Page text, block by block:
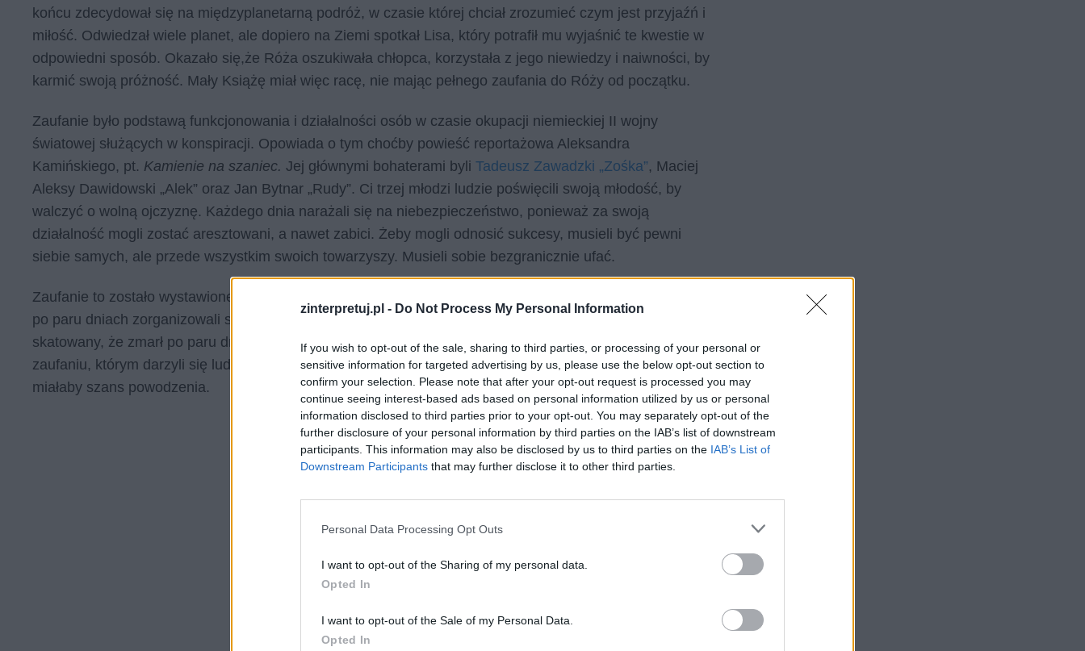
zinterpretuj.pl - Do Not Process My Personal Information
If you wish to opt-out of the sale, sharing to third parties, or processing of your personal or
sensitive information for targeted advertising by us, please use the below opt-out section to
confirm your selection. Please note that after your opt-out request is processed you may
continue seeing interest-based ads based on personal information utilized by us or personal
information disclosed to third parties prior to your opt-out. You may separately opt-out of the
further disclosure of your personal information by third parties on the IAB’s list of downstream
participants. This information may also be disclosed by us to third parties on the IAB’s List of
Downstream Participants that may further disclose it to other third parties.
Personal Data Processing Opt Outs
I want to opt-out of the Sharing of my personal data.
Opted In
I want to opt-out of the Sale of my Personal Data.
Opted In
końcu zdecydował się na międzyplanetarną podróż, w czasie której chciał zrozumieć czym jest przyjaźń i
miłość. Odwiedzał wiele planet, ale dopiero na Ziemi spotkał Lisa, który potrafił mu wyjaśnić te kwestie w
odpowiedni sposób. Okazało się,że Róża oszukiwała chłopca, korzystała z jego niewiedzy i naiwności, by
karmić swoją próżność. Mały Książę miał więc racę, nie mając pełnego zaufania do Róży od początku.
Zaufanie było podstawą funkcjonowania i działalności osób w czasie okupacji niemieckiej II wojny
światowej służących w konspiracji. Opowiada o tym choćby powieść reportażowa Aleksandra
Kamińskiego, pt. Kamienie na szaniec. Jej głównymi bohaterami byli Tadeusz Zawadzki „Zośka”, Maciej
Aleksy Dawidowski „Alek” oraz Jan Bytnar „Rudy”. Ci trzej młodzi ludzie poświęcili swoją młodość, by
walczyć o wolną ojczyznę. Każdego dnia narażali się na niebezpieczeństwo, ponieważ za swoją
działalność mogli zostać aresztowani, a nawet zabici. Żeby mogli odnosić sukcesy, musieli być pewni
siebie samych, ale przede wszystkim swoich towarzyszy. Musieli sobie bezgranicznie ufać.
Zaufanie to zostało wystawione na próbę, gdy „
po paru dniach zorganizowali słynną „Akcję pod Arsenałem” i odbili przyjaciela, który jednak był już tak
skatowany, że zmarł po paru dniach. Postawa bohaterów Kamieni na szaniec świadczy o bezgranicznym
zaufaniu, którym darzyli się ludzie, którym przyświecał wielki cel. Bez niego żadna akcja na pewno nie
miałaby szans powodzenia.